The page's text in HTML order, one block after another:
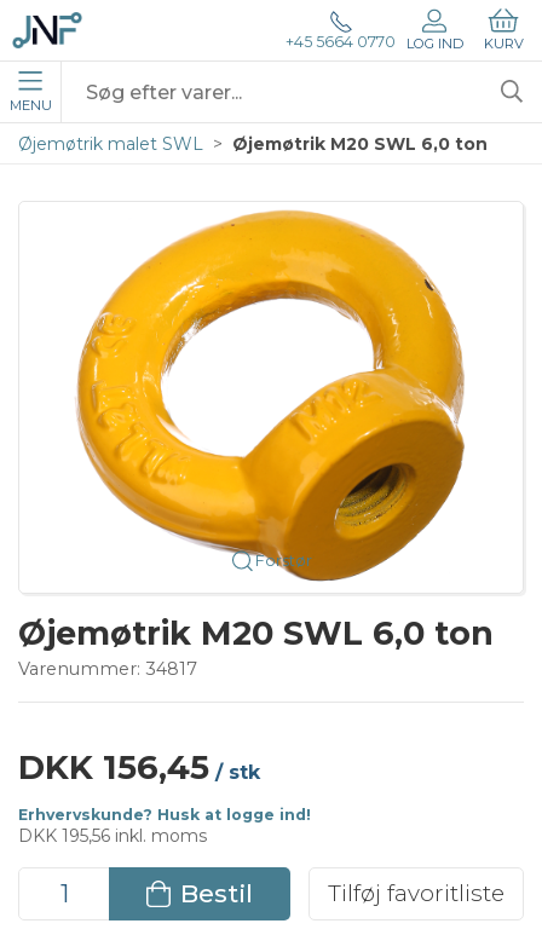
+45 5664 0770 LOG IND KURV
MENU
Øjemøtrik malet SWL Øjemøtrik M20 SWL 6,0 ton
Forstør
Øjemøtrik M20 SWL 6,0 ton
Varenummer: 34817
DKK 156,45 / stk
Erhvervskunde? Husk at logge ind!
DKK 195,56 inkl. moms
Bestil Tilføj favoritliste